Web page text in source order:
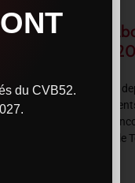
Ouverture des
la saison 2025/
Comme chaque saison
campagne
prochainement. Avec
types d’abonnements,
du CVB52.